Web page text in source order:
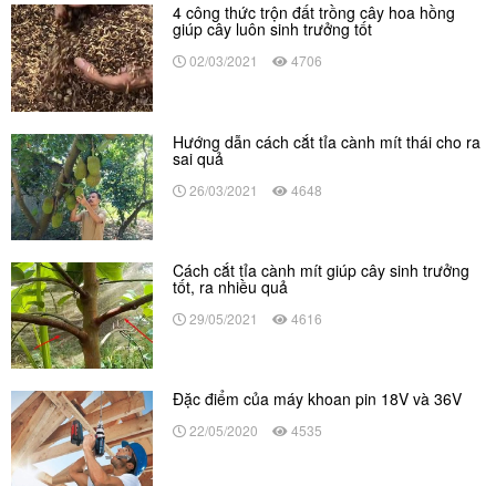
4 công thức trộn đất trồng cây hoa hồng
giúp cây luôn sinh trưởng tốt
02/03/2021 4706
Hướng dẫn cách cắt tỉa cành mít thái cho ra
sai quả
26/03/2021 4648
Cách cắt tỉa cành mít giúp cây sinh trưởng
tốt, ra nhiều quả
29/05/2021 4616
Đặc điểm của máy khoan pin 18V và 36V
22/05/2020 4535